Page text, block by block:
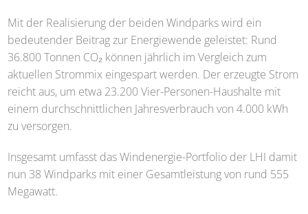
Mit der Realisierung der beiden Windparks wird ein
bedeutender Beitrag zur Energiewende geleistet: Rund
36.800 Tonnen CO₂ können jährlich im Vergleich zum
aktuellen Strommix eingespart werden. Der erzeugte Strom
reicht aus, um etwa 23.200 Vier-Personen-Haushalte mit
einem durchschnittlichen Jahresverbrauch von 4.000 kWh
zu versorgen.
Insgesamt umfasst das Windenergie-Portfolio der LHI damit
nun 38 Windparks mit einer Gesamtleistung von rund 555
Megawatt.